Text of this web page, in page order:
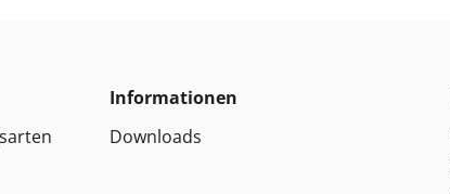
Informationen
Downloads